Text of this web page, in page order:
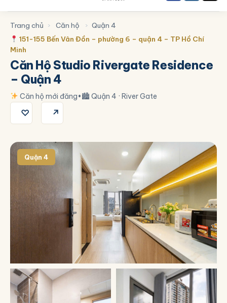
Trang chủ › Căn hộ › Quận 4
151-155 Bến Vân Đồn – phường 6 – quận 4 – TP Hồ Chí
Minh
Căn Hộ Studio Rivergate Residence
– Quận 4
Căn hộ mới đăng•🏙 Quận 4 · River Gate
♡ ↗
Quận 4